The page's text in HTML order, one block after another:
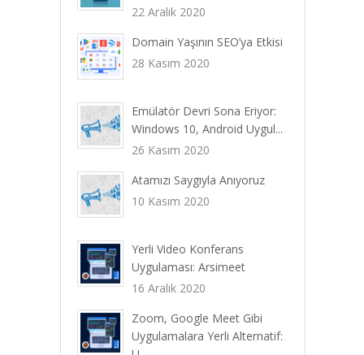
22 Aralık 2020
Domain Yaşının SEO’ya Etkisi
28 Kasım 2020
Emülatör Devri Sona Eriyor:
Windows 10, Android Uygul...
26 Kasım 2020
Atamızı Saygıyla Anıyoruz
10 Kasım 2020
Yerli Video Konferans
Uygulaması: Arsimeet
16 Aralık 2020
Zoom, Google Meet Gibi
Uygulamalara Yerli Alternatif: